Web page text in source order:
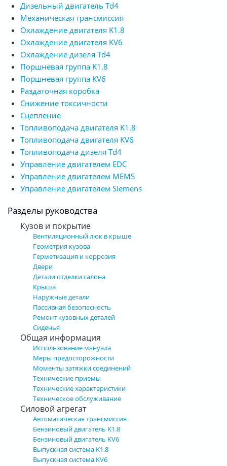
Дизельный двигатель Td4
Механическая трансмиссия
Охлаждение двигателя K1.8
Охлаждение двигателя KV6
Охлаждение дизеля Td4
Поршневая группа K1.8
Поршневая группа KV6
Раздаточная коробка
Снижение токсичности
Сцепление
Топливоподача двигателя K1.8
Топливоподача двигателя KV6
Топливоподача дизеля Td4
Управление двигателем EDC
Управление двигателем MEMS
Управление двигателем Siemens
Разделы руководства
Кузов и покрытие
Вентиляционный люк в крыше
Геометрия кузова
Герметизация и коррозия
Двери
Детали отделки салона
Крыша
Наружные детали
Пассивная безопасность
Ремонт кузовных деталей
Сиденья
Общая информация
Использование мануала
Меры предосторожности
Моменты затяжки соединений
Технические приемы
Технические характеристики
Техническое обслуживание
Силовой агрегат
Автоматическая трансмиссия
Бензиновый двигатель K1.8
Бензиновый двигатель KV6
Выпускная система K1.8
Выпускная система KV6